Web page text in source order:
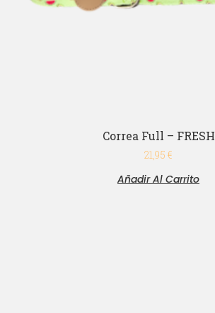
Correa Full – FRESH
21,95 €
Añadir Al Carrito